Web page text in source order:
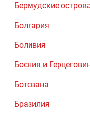
Бермудские острова
Болгария
Боливия
Босния и
Ботсвана
Бразилия